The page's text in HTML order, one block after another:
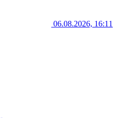
06.08.2026, 16:11